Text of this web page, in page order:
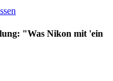
"Was Nikon mit 'ein